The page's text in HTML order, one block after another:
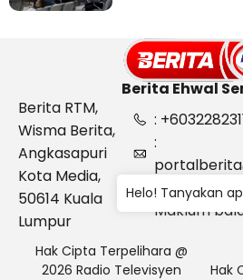
Berita Ehwal
Berita RTM,
Wisma Berita,
Angkasapuri
Kota Media,
50614 Kuala
Lumpur
:
:
: Aduan &
Maklum
Hak Cipta Terpelihara @
2026 Radio Televisyen
Hak
Helo! Tanyakan